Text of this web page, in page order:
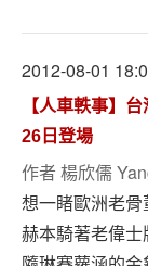
兩輪世界
2012-08-01
【人車軼事】
26日登場
作者 楊欣儒
想一睹歐洲老
赫本騎著老偉